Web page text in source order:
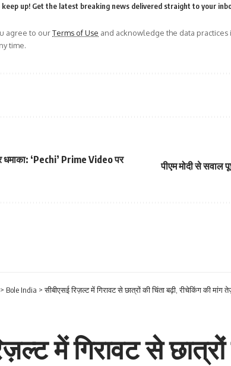
keep up! Get the latest breaking news delivered straight to your
agree to ourTerms of Use and acknowledge the data practices
time.
धमाका: ‘Pechi’ Prime Video पर
पीएम मोदी से सवाल
Bole India >सीबीएसई रिज़ल्ट में गिरावट से छात्रों की चिंता बढ़ी, रीचेकिंग की मांग
में गिरावट से